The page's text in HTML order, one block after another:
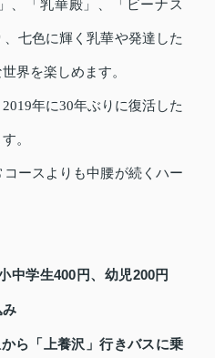
、「乳華殿」、「ビーナス
七色に輝く乳華や発達した
界を楽しめます。
年に30年ぶりに復活した
。
ースよりも中腰が続くハー
中学生400円、幼児200円
ら「上養沢」行きバスに乗